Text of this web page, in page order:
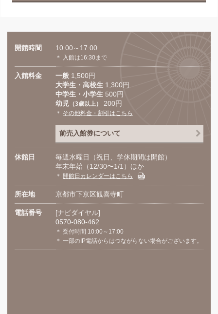
開館時間 10:00～17:00
＊ 入館は16:30まで
入館料金 一般 1,500円
大学生・高校生 1,300円
中学生・小学生 500円
幼児 （3歳以上） 200円
＊ その他料金・割引はこちら
前売入館券について
休館日
毎週水曜日（祝日、学休期間は開館）
年末年始（12/30〜1/1）ほか
＊ 開館日カレンダーはこちら
所在地 京都市下京区観喜寺町
電話番号
[ナビダイヤル]
0570-080-462
＊ 受付時間 10:00～17:00
＊ 一部のIP電話からはつながらない場合がございます。